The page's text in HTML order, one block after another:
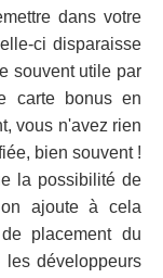
dans votre
ci disparaisse
souvent utile par
carte bonus en
vous n'avez rien
bien souvent !
la possibilité de
ajoute à cela
placement du
développeurs